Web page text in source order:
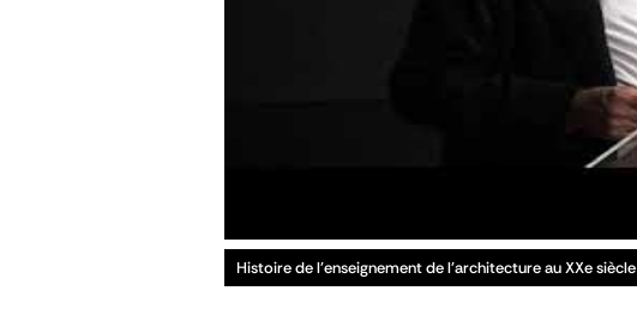
Histoire de l'enseignement de l'architecture au XXe siècle